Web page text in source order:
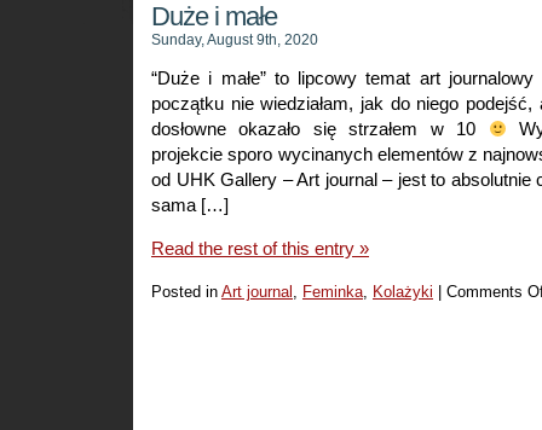
Duże i małe
Sunday, August 9th, 2020
“Duże i małe” to lipcowy temat art
początku nie wiedziałam, jak do niego podejść,
dosłowne okazało się strzałem w 10
projekcie sporo wycinanych elementów z
od UHK Gallery – Art journal – jest to absolutnie
sama […]
Read the rest of this entry »
Posted in Art journal , Feminka, Kolażyki Comments